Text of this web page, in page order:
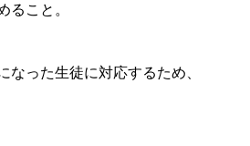
ること。
った生徒に対応するため、